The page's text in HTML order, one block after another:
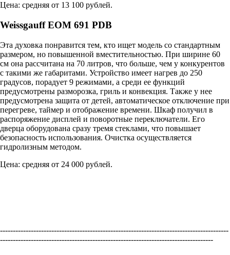
Цена: средняя от 13 100 рублей.
Weissgauff EOM 691 PDB
Эта духовка понравится тем, кто ищет модель со стандартным
размером, но повышенной вместительностью. При ширине 60
см она рассчитана на 70 литров, что больше, чем у конкурентов
с такими же габаритами. Устройство имеет нагрев до 250
градусов, порадует 9 режимами, а среди ее функций
предусмотрены разморозка, гриль и конвекция. Также у нее
предусмотрена защита от детей, автоматическое отключение при
перегреве, таймер и отображение времени. Шкаф получил в
распоряжение дисплей и поворотные переключатели. Его
дверца оборудована сразу тремя стеклами, что повышает
безопасность использования. Очистка осуществляется
гидролизным методом.
Цена: средняя от 24 000 рублей.
-----------------------------------------------------------------------------------------
-----------------------------------------------------------------------------------